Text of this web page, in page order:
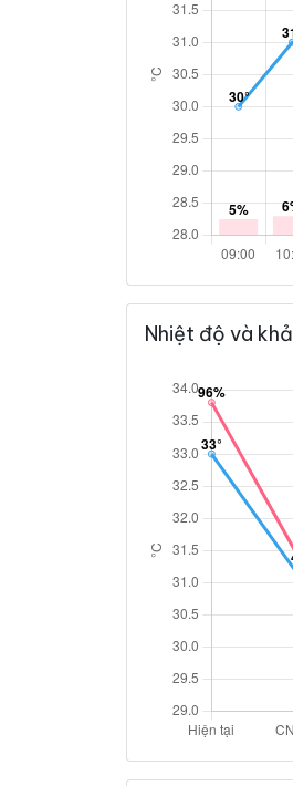
Nhiệt độ và